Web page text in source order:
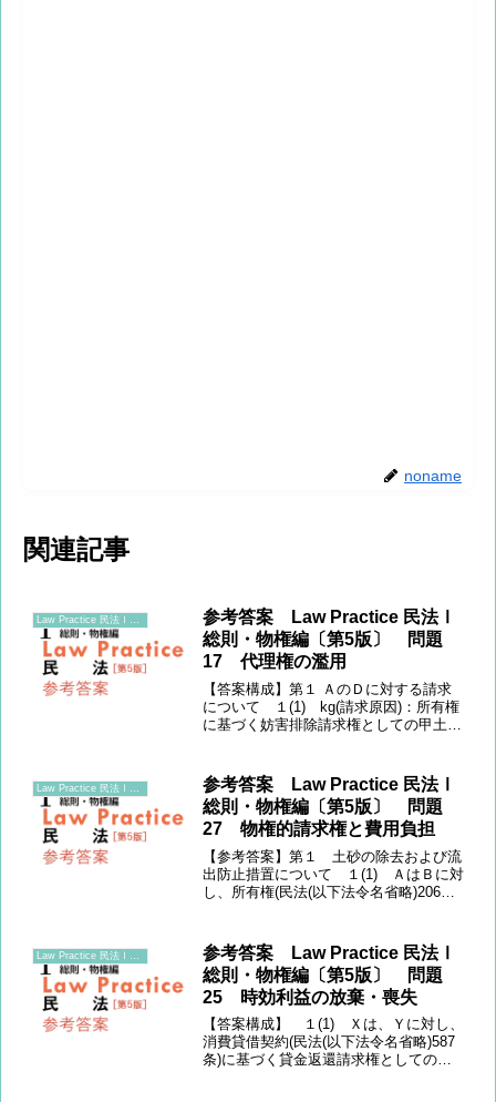
noname
関連記事
Law Practice 民法Ⅰ総則・物権編〔第5版〕
参考答案 Law Practice 民法Ⅰ
総則・物権編〔第5版〕 問題
17 代理権の濫用
【答案構成】第１ ＡのＤに対する請求
について １(1) kg(請求原因)：所有権
に基づく妨害排除請求権としての甲土地
に基づく妨害排除請求権の要件)
(3) 当ては...
参考答案 Law Practice 民法Ⅰ
総則・物権編〔第5版〕 問題
27 物権的請求権と費用負担
【参考答案】第１ 土砂の除去および流
出防止措置について １(1) ＡはＢに対
し、所有権(民法(以下法令名省略)206条)
出防止策を施すことを請求すると考え
る。 (2)...
参考答案 Law Practice 民法Ⅰ
総則・物権編〔第5版〕 問題
25 時効利益の放棄・喪失
【答案構成】 １(1) Ｘは、Ｙに対し、
消費貸借契約(民法(以下法令名省略)587
条)に基づく貸金返還請求権としての残